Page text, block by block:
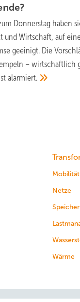
Donnerstag haben
und Wirtschaft, auf
geeinigt. Die
– wirtschaftlich
alarmiert.
Mobilität
Netze
Speicher
Wärme